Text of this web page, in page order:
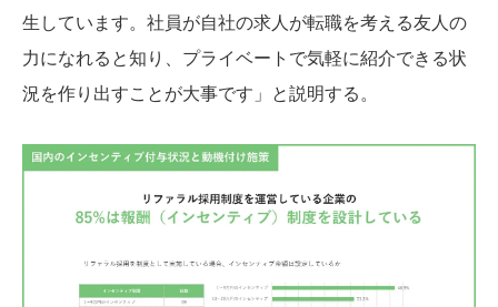
生しています。社員が自社の求人が転職を考える友人の
力になれると知り、プライベートで気軽に紹介できる状
況を作り出すことが大事です」と説明する。